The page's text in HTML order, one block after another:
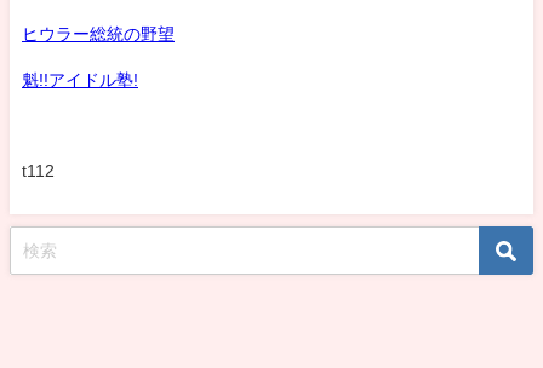
ヒウラー総統の野望
魁!!アイドル塾!
t112